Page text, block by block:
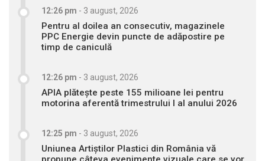
12:26 pm - 3 august, 2026
Pentru al doilea an consecutiv, magazinele
PPC Energie devin puncte de adăpostire pe
timp de caniculă
12:26 pm - 3 august, 2026
APIA plătește peste 155 milioane lei pentru
motorina aferentă trimestrului I al anului 2026
12:25 pm - 3 august, 2026
Uniunea Artiștilor Plastici din România vă